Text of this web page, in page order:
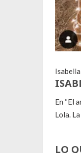
En “El
Lola.
LO